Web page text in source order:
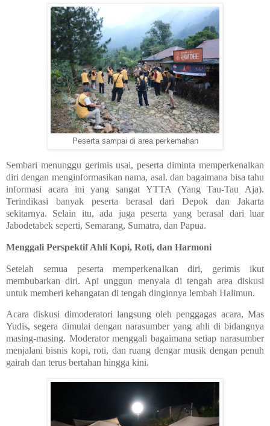
Peserta sampai di area perkemahan
Sembari menunggu gerimis usai, peserta diminta memperkenalkan
diri dengan menginformasikan nama, asal. dan bagaimana bisa tahu
informasi acara ini yang sangat YTTA (Yang Tau-Tau Aja).
Terindikasi banyak peserta berasal dari Depok dan Jakarta
sekitarnya. Selain itu, ada juga peserta yang berasal dari luar
Jabodetabek seperti, Semarang, Sumatra, dan Papua.
Menggali Perspektif Ahli Kopi, Roti, dan Harmoni
Setelah semua peserta memperkenalkan diri, gerimis ikut
membubarkan diri. Api unggun menyala di tengah area diskusi
untuk memberi kehangatan di tengah dinginnya lembah Halimun.
Acara diskusi dimoderatori langsung oleh penggagas acara, Mas
Yudis, segera dimulai dengan narasumber yang ahli di bidangnya
masing-masing. Moderator menggali bagaimana setiap narasumber
menjalani bisnis kopi, roti, dan ruang dengar musik dengan penuh
gairah dan terus bertahan hingga kini.